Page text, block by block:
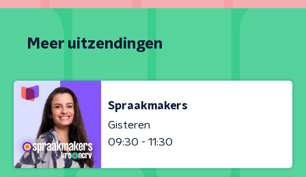
Meer uitzendingen
Spraakmakers
Gisteren
09:30 - 11:30